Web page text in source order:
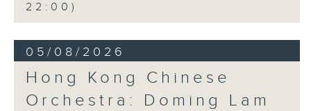
曹慧穎、陳優然、郭譯鍇、Hwayoung
Joo、Jooahn Yoo、張子瑜（大提琴）
圖文捷夫（鋼琴）
J. S. 巴赫
22:00)
05/08/2026
Hong Kong Chinese
Orchestra: Doming Lam